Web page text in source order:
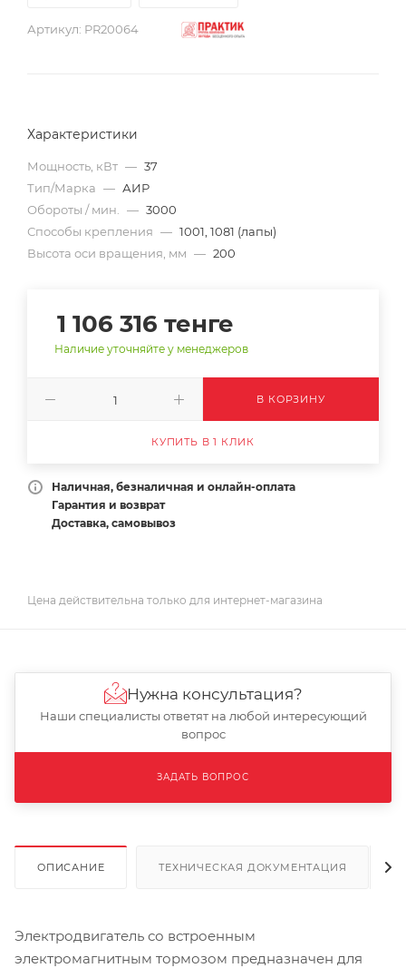
Артикул: PR20064
Характеристики
Мощность, кВт — 37
Тип/Марка — АИР
Обороты / мин.
— 3000
Способы крепления — 1001, 1081 (лапы)
Высота оси вращения, мм — 200
1 106 316 тенге
Наличие уточняйте у менеджеров
В КОРЗИНУ
КУПИТЬ В 1 КЛИК
Наличная, безналичная и онлайн-оплата
Гарантия и возврат
Доставка, самовывоз
Цена действительна только для интернет-магазина
ОПИСАНИЕ ТЕХНИЧЕСКАЯ ДОКУМЕНТАЦИЯ
Электродвигатель со встроенным
электромагнитным тормозом предназначен для
Нужна консультация?
Наши специалисты ответят на любой интересующий
вопрос
ЗАДАТЬ ВОПРОС